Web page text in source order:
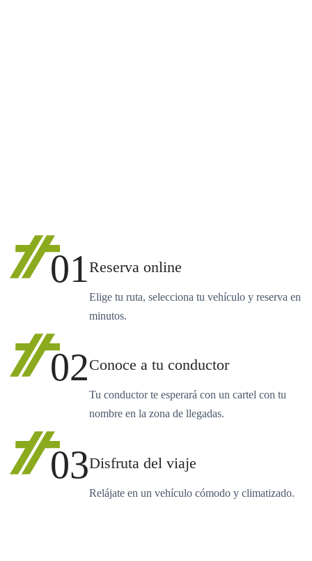
01Reserva online
Elige tu ruta, selecciona tu vehículo y reserva en
minutos.
02Conoce a tu conductor
Tu conductor te esperará con un cartel con tu
nombre en la zona de llegadas.
03Disfruta del viaje
Relájate en un vehículo cómodo y climatizado.